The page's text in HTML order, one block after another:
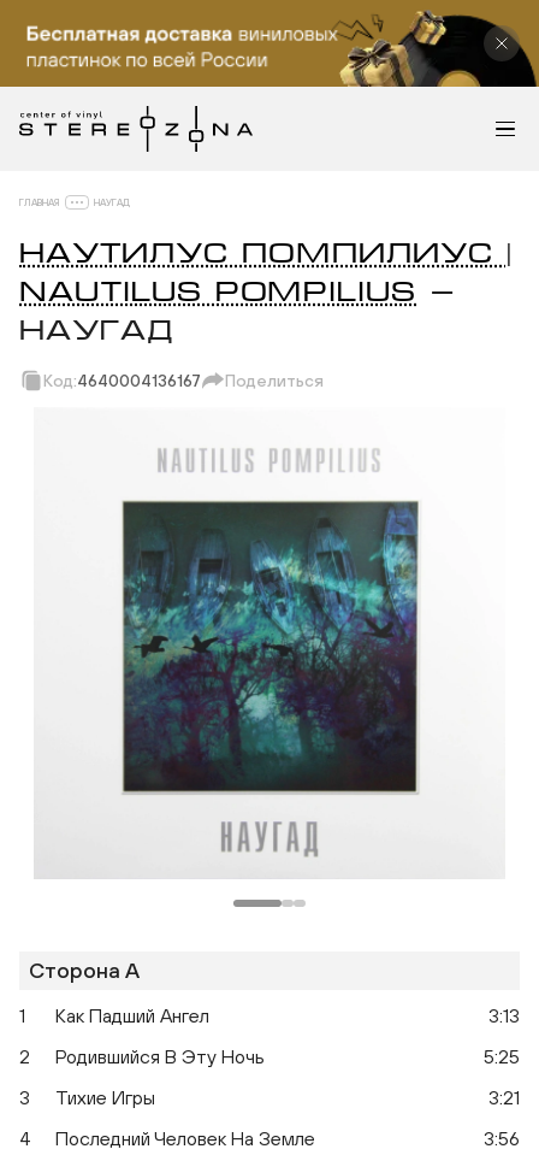
ГЛАВНАЯ НАУГАД
НАУТИЛУС ПОМПИЛИУС |
NAUTILUS POMPILIUS —
НАУГАД
Код:4640004136167 Поделиться
Вотсап
Макс
ВКонтакте
Одноклассники
Сторона A
1 Как Падший Ангел
3:13
2
Родившийся В Эту Ночь
5:25
3
Тихие Игры
3:21
4
Последний Человек На Земле
3:56